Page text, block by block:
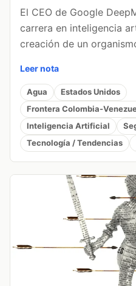
El CEO de Google
carrera en inteligencia
creación de un
Leer nota
Agua
Estados Unidos
Frontera Colombia-
Inteligencia Artificial
Tecnología / Tendencias